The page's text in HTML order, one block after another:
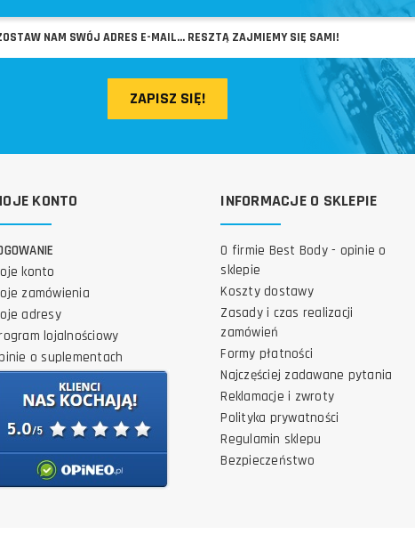
ZAPISZ SIĘ!
KONTO
konto
zamówienia
adresy
lojalnościowy
o suplementach
INFORMACJE O SKLEPIE
O firmie Best Body - opinie o
sklepie
Koszty dostawy
Zasady i czas realizacji
zamówień
Formy płatności
Najczęściej zadawane pytania
Reklamacje i zwroty
Polityka prywatności
Regulamin sklepu
Bezpieczeństwo